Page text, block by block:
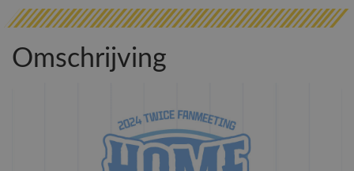
Omschrijving